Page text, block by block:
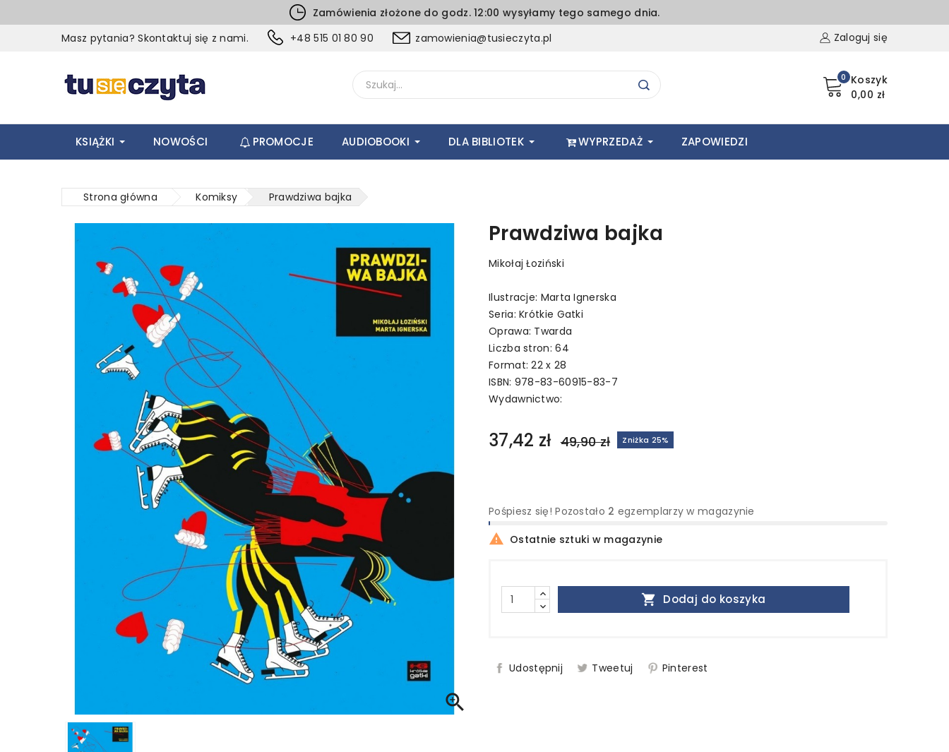
Zamówienia złożone do godz. 12:00 wysyłamy tego samego dnia.
Masz pytania? Skontaktuj się z nami.
+48 515 01 80 90 zamowienia@tusieczyta.pl Zaloguj się
0 Koszyk
0,00 zł
KSIĄŻKI NOWOŚCI PROMOCJE AUDIOBOOKI DLA BIBLIOTEK WYPRZEDAŻ ZAPOWIEDZI
Strona główna Komiksy Prawdziwa bajka

Prawdziwa bajka
Mikołaj Łoziński
Ilustracje: Marta Ignerska
Seria: Krótkie Gatki
Oprawa: Twarda
Liczba stron: 64
Format: 22 x 28
ISBN: 978-83-60915-83-7
Wydawnictwo:
37,42 zł 49,90 zł Zniżka 25%
Pośpiesz się! Pozostało 2 egzemplarzy w magazynie
 Ostatnie sztuki w magazynie
 Dodaj do koszyka
Udostępnij Tweetuj Pinterest